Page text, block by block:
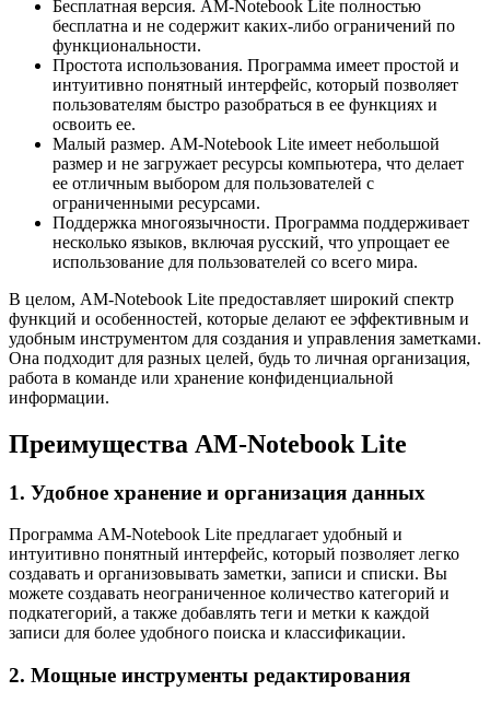
Бесплатная версия. AM-Notebook Lite полностью
бесплатна и не содержит каких-либо ограничений по
функциональности.
Простота использования. Программа имеет простой и
интуитивно понятный интерфейс, который позволяет
пользователям быстро разобраться в ее функциях и
освоить ее.
Малый размер. AM-Notebook Lite имеет небольшой
размер и не загружает ресурсы компьютера, что делает
ее отличным выбором для пользователей с
ограниченными ресурсами.
Поддержка многоязычности. Программа поддерживает
несколько языков, включая русский, что упрощает ее
использование для пользователей со всего мира.
В целом, AM-Notebook Lite предоставляет широкий спектр
функций и особенностей, которые делают ее эффективным и
удобным инструментом для создания и управления заметками.
Она подходит для разных целей, будь то личная организация,
работа в команде или хранение конфиденциальной
информации.
Преимущества AM-Notebook Lite
1. Удобное хранение и организация данных
Программа AM-Notebook Lite предлагает удобный и
интуитивно понятный интерфейс, который позволяет легко
создавать и организовывать заметки, записи и списки. Вы
можете создавать неограниченное количество категорий и
подкатегорий, а также добавлять теги и метки к каждой
записи для более удобного поиска и классификации.
2. Мощные инструменты редактирования